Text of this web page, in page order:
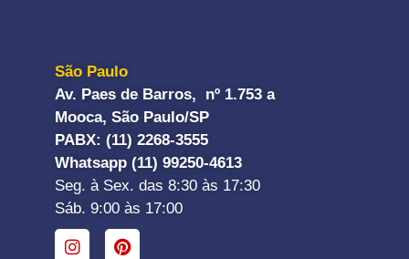
São Paulo
Av. Paes de Barros, nº 1.753 a
Mooca, São Paulo/SP
PABX: (11) 2268-3555
Whatsapp (11) 99250-4613
Seg. à Sex. das 8:30 às 17:30
Sáb. 9:00 às 17:00